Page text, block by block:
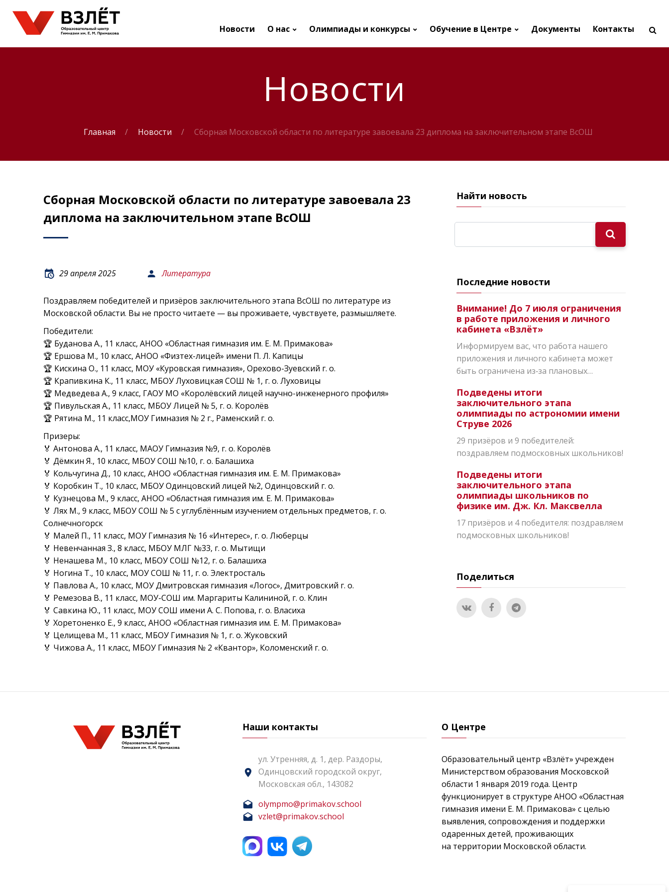
Новости О нас Олимпиады и конкурсы Обучение в Центре Документы Контакты
Новости
Главная Новости Сборная Московской области по литературе завоевала 23 диплома на заключительном этапе ВсОШ
Сборная Московской области по литературе завоевала 23
диплома на заключительном этапе ВсОШ
29 апреля 2025 Литература
Поздравляем победителей и призёров заключительного этапа ВсОШ по литературе из
Московской области. Вы не просто читаете — вы проживаете, чувствуете, размышляете.
Победители:
🏆 Буданова А., 11 класс, АНОО «Областная гимназия им. Е. М. Примакова»
🏆 Ершова М., 10 класс, АНОО «Физтех-лицей» имени П. Л. Капицы
🏆 Кискина О., 11 класс, МОУ «Куровская гимназия», Орехово-Зуевский г. о.
🏆 Крапивкина К., 11 класс, МБОУ Луховицкая СОШ № 1, г. о. Луховицы
🏆 Медведева А., 9 класс, ГАОУ МО «Королёвский лицей научно-инженерного профиля»
🏆 Пивульская А., 11 класс, МБОУ Лицей № 5, г. о. Королёв
🏆 Рятина М., 11 класс,МОУ Гимназия № 2 г., Раменский г. о.
Призеры:
🏅 Антонова А., 11 класс, МАОУ Гимназия №9, г. о. Королёв
🏅 Дёмкин Я., 10 класс, МБОУ СОШ №10, г. о. Балашиха
🏅 Кольчугина Д., 10 класс, АНОО «Областная гимназия им. Е. М. Примакова»
🏅 Коробкин Т., 10 класс, МБОУ Одинцовский лицей №2, Одинцовский г. о.
🏅 Кузнецова М., 9 класс, АНОО «Областная гимназия им. Е. М. Примакова»
🏅 Лях М., 9 класс, МБОУ СОШ № 5 с углублённым изучением отдельных предметов, г. о.
Солнечногорск
🏅 Малей П., 11 класс, МОУ Гимназия № 16 «Интерес», г. о. Люберцы
🏅 Невенчанная З., 8 класс, МБОУ МЛГ №33, г. о. Мытищи
🏅 Ненашева М., 10 класс, МБОУ СОШ №12, г. о. Балашиха
🏅 Ногина Т., 10 класс, МОУ СОШ № 11, г. о. Электросталь
🏅 Павлова А., 10 класс, МОУ Дмитровская гимназия «Логос», Дмитровский г. о.
🏅 Ремезова В., 11 класс, МОУ-СОШ им. Маргариты Калининой, г. о. Клин
🏅 Савкина Ю., 11 класс, МОУ СОШ имени А. С. Попова, г. о. Власиха
🏅 Хоретоненко Е., 9 класс, АНОО «Областная гимназия им. Е. М. Примакова»
🏅 Целищева М., 11 класс, МБОУ Гимназия № 1, г. о. Жуковский
🏅 Чижова А., 11 класс, МБОУ Гимназия № 2 «Квантор», Коломенский г. о.
Найти новость
Последние новости
Внимание! До 7 июля ограничения
в работе приложения и личного
кабинета «Взлёт»
Информируем вас, что работа нашего
приложения и личного кабинета может
быть ограничена из‑за плановых…
Подведены итоги
заключительного этапа
олимпиады по астрономии имени
Струве 2026
29 призёров и 9 победителей:
поздравляем подмосковных школьников!
Подведены итоги
заключительного этапа
олимпиады школьников по
физике им. Дж. Кл. Максвелла
17 призёров и 4 победителя: поздравляем
подмосковных школьников!
Поделиться
Наши контакты
ул. Утренняя, д. 1, дер. Раздоры,
Одинцовский городской округ,
Московская обл., 143082
olympmo@primakov.school
vzlet@primakov.school
О Центре
Образовательный центр «Взлёт» учрежден
Министерством образования Московской
области 1 января 2019 года. Центр
функционирует в структуре АНОО «Областная
гимназия имени Е. М. Примакова» с целью
выявления, сопровождения и поддержки
одаренных детей, проживающих
на территории Московской области.